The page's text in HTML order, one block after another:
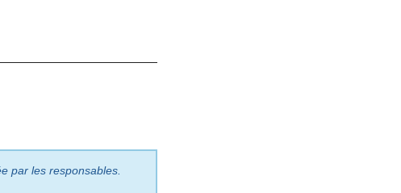
par les responsables.